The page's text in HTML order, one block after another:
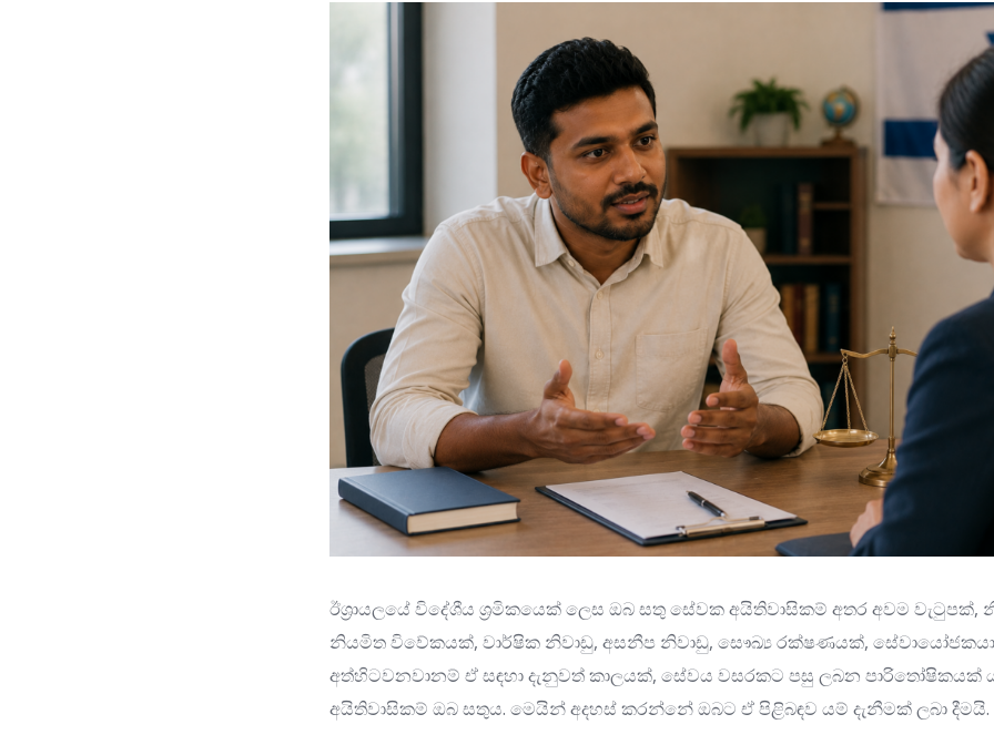
ඊශ්‍රායලයේ විදේශීය ශ්‍රමිකයෙක් ලෙස ඔබ සතු සේවක අයිතිවාසිකම් අතර අවම වැටුපක්,
නියමිත විවේකයක්, වාර්ෂික නිවාඩු, අසනීප නිවාඩු, සෞඛ්‍ය රක්ෂණයක්,
අත්හිටවනවානම් ඒ සඳහා දැනුවත් කාලයක්, සේවය වසරකට පසු ලබන
අයිතිවාසිකම් ඔබ සතුය. මෙයින් අදහස් කරන්නේ ඔබට ඒ පිළිබඳව යම් දැනීමක් ලබා දීමයි.